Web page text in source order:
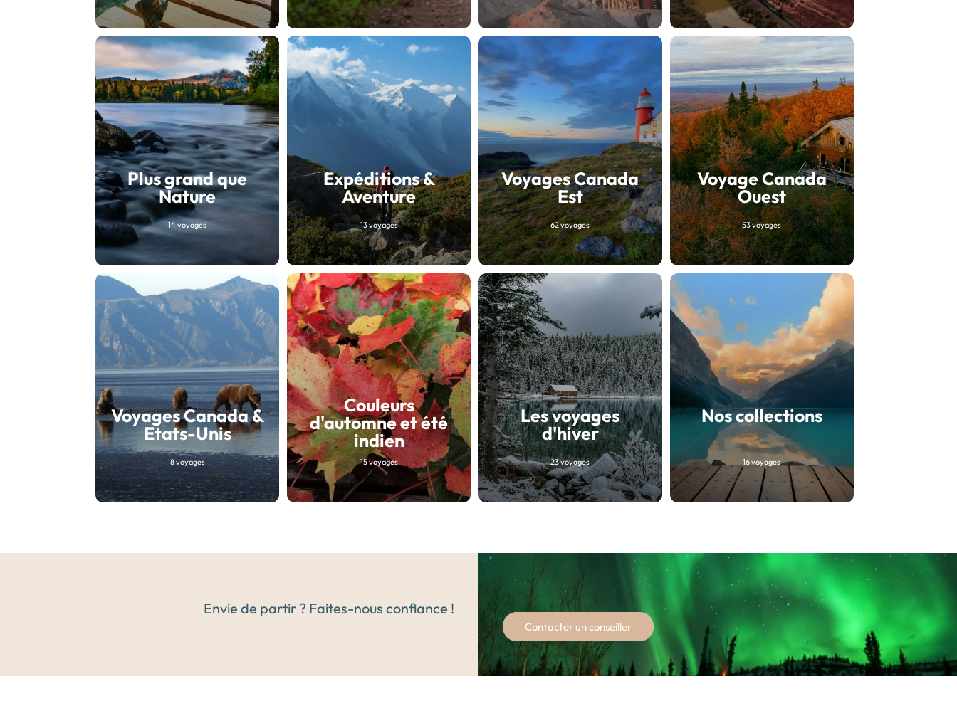
Plus grand que
Nature
14 voyages
Expéditions &
Aventure
13 voyages
Voyages Canada
Est
62 voyages
Voyage Canada
Ouest
53 voyages
Voyages Canada &
Etats-Unis
8 voyages
Couleurs
d'automne et été
indien
15 voyages
Les voyages
d'hiver
23 voyages
Nos collections
16 voyages
Envie de partir ? Faites-nous confiance !
Contacter un conseiller